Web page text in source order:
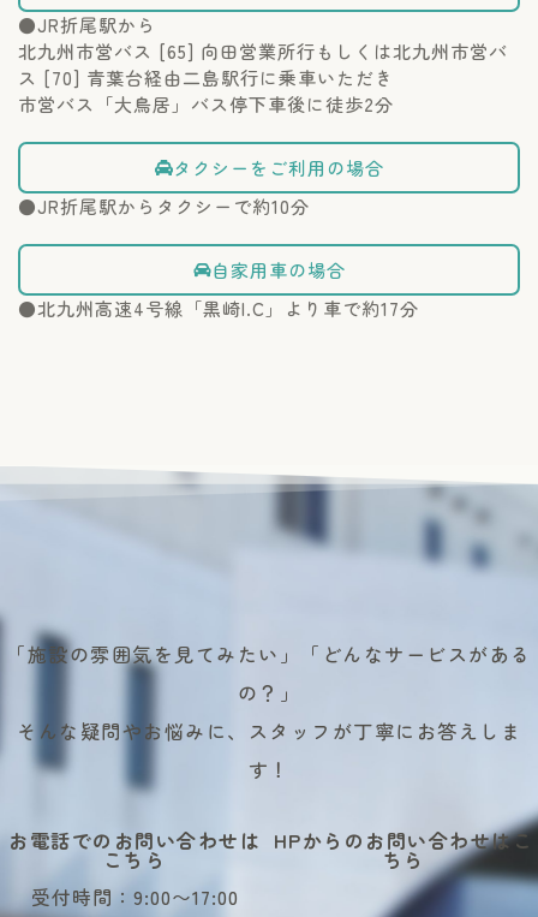
●JR折尾駅から
北九州市営バス [65] 向田営業所行もしくは北九州市営バ
ス [70] 青葉台経由二島駅行に乗車いただき
市営バス「大鳥居」バス停下車後に徒歩2分
タクシーをご利用の場合
●JR折尾駅からタクシーで約10分
自家用車の場合
●北九州高速4号線「黒崎I.C」より車で約17分
「施設の雰囲気を見てみたい」「どんなサービスがある
の？」
そんな疑問やお悩みに、スタッフが丁寧にお答えしま
す！
お電話でのお問い合わせは
こちら
受付時間：9:00〜17:00
HPからのお問い合わせはこ
ちら